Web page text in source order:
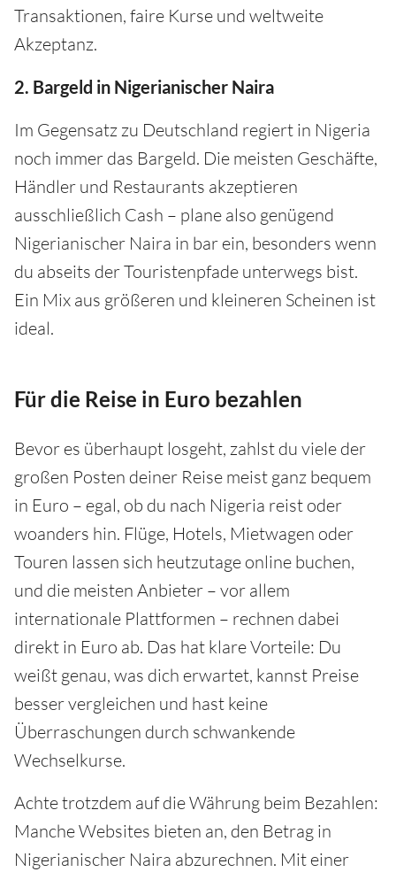
Transaktionen, faire Kurse und weltweite
Akzeptanz.
2. Bargeld in Nigerianischer Naira
Im Gegensatz zu Deutschland regiert in Nigeria
noch immer das Bargeld. Die meisten Geschäfte,
Händler und Restaurants akzeptieren
ausschließlich Cash – plane also genügend
Nigerianischer Naira in bar ein, besonders wenn
du abseits der Touristenpfade unterwegs bist.
Ein Mix aus größeren und kleineren Scheinen ist
ideal.
Für die Reise in Euro bezahlen
Bevor es überhaupt losgeht, zahlst du viele der
großen Posten deiner Reise meist ganz bequem
in Euro – egal, ob du nach Nigeria reist oder
woanders hin. Flüge, Hotels, Mietwagen oder
Touren lassen sich heutzutage online buchen,
und die meisten Anbieter – vor allem
internationale Plattformen – rechnen dabei
direkt in Euro ab. Das hat klare Vorteile: Du
weißt genau, was dich erwartet, kannst Preise
besser vergleichen und hast keine
Überraschungen durch schwankende
Wechselkurse.
Achte trotzdem auf die Währung beim Bezahlen:
Manche Websites bieten an, den Betrag in
Nigerianischer Naira abzurechnen. Mit einer